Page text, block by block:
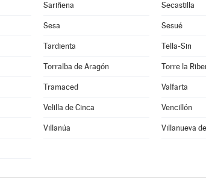
Sariñena Secastilla
Sesa Sesué
Tardienta Tella-Sin
Torralba de Aragón Torre la
Tramaced Valfarta
Velilla de Cinca Vencillón
Villanúa Villanueva